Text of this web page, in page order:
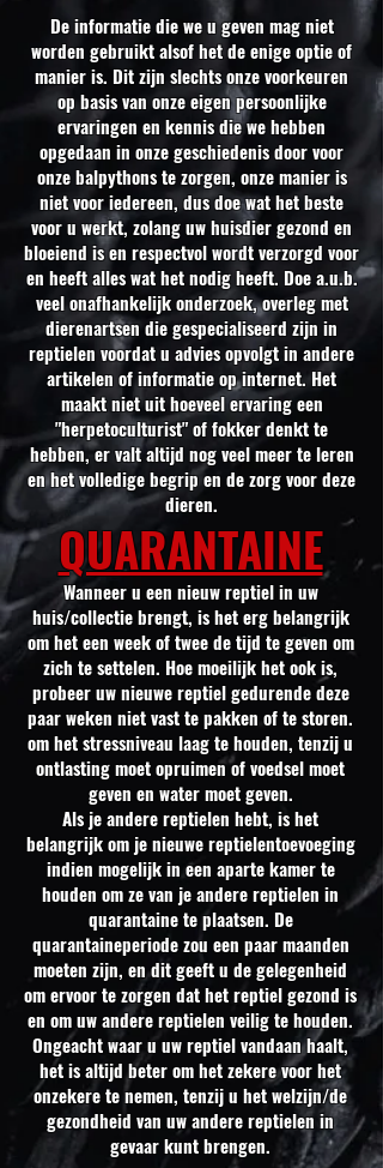
De informatie die we u geven mag niet
worden gebruikt alsof het de enige optie of
manier is. Dit zijn slechts onze voorkeuren
op basis van onze eigen persoonlijke
ervaringen en kennis die we hebben
opgedaan in onze geschiedenis door voor
onze balpythons te zorgen, onze manier is
niet voor iedereen, dus doe wat het beste
voor u werkt, zolang uw huisdier gezond en
bloeiend is en respectvol wordt verzorgd voor
en heeft alles wat het nodig heeft. Doe a.u.b.
veel onafhankelijk onderzoek, overleg met
dierenartsen die gespecialiseerd zijn in
reptielen voordat u advies opvolgt in andere
artikelen of informatie op internet. Het
maakt niet uit hoeveel ervaring een
"herpetoculturist" of fokker denkt te
hebben, er valt altijd nog veel meer te leren
en het volledige begrip en de zorg voor deze
dieren.
QUARANTAINE
Wanneer u een nieuw reptiel in uw
huis/collectie brengt, is het erg belangrijk
om het een week of twee de tijd te geven om
zich te settelen. Hoe moeilijk het ook is,
probeer uw nieuwe reptiel gedurende deze
paar weken niet vast te pakken of te storen.
om het stressniveau laag te houden, tenzij u
ontlasting moet opruimen of voedsel moet
geven en water moet geven.
Als je andere reptielen hebt, is het
belangrijk om je nieuwe reptielentoevoeging
indien mogelijk in een aparte kamer te
houden om ze van je andere reptielen in
quarantaine te plaatsen. De
quarantaineperiode zou een paar maanden
moeten zijn, en dit geeft u de gelegenheid
om ervoor te zorgen dat het reptiel gezond is
en om uw andere reptielen veilig te houden.
Ongeacht waar u uw reptiel vandaan haalt,
het is altijd beter om het zekere voor het
onzekere te nemen, tenzij u het welzijn/de
gezondheid van uw andere reptielen in
gevaar kunt brengen.